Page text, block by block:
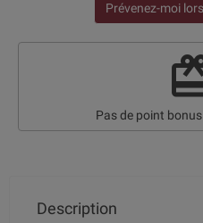
Prévenez-moi
Pas de point
Description